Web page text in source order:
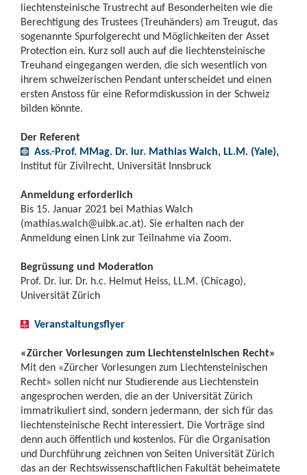
liechtensteinische Trustrecht auf Besonderheiten wie die
Berechtigung des Trustees (Treuhänders) am Treugut, das
sogenannte Spurfolgerecht und Möglichkeiten der Asset
Protection ein. Kurz soll auch auf die liechtensteinische
Treuhand eingegangen werden, die sich wesentlich von
ihrem schweizerischen Pendant unterscheidet und einen
ersten Anstoss für eine Reformdiskussion in der Schweiz
bilden könnte.
Der Referent
Ass.-Prof. MMag. Dr. iur. Mathias Walch, LL.M. (Yale),
Institut für Zivilrecht, Universität Innsbruck
Anmeldung erforderlich
Bis 15. Januar 2021 bei Mathias Walch
(mathias.walch@uibk.ac.at). Sie erhalten nach der
Anmeldung einen Link zur Teilnahme via Zoom.
Begrüssung und Moderation
Prof. Dr. iur. Dr. h.c. Helmut Heiss, LL.M. (Chicago),
Universität Zürich
Veranstaltungsflyer
«Zürcher Vorlesungen zum Liechtensteinischen Recht»
Mit den «Zürcher Vorlesungen zum Liechtensteinischen
Recht» sollen nicht nur Studierende aus Liechtenstein
angesprochen werden, die an der Universität Zürich
immatrikuliert sind, sondern jedermann, der sich für das
liechtensteinische Recht interessiert. Die Vorträge sind
denn auch öffentlich und kostenlos. Für die Organisation
und Durchführung zeichnen von Seiten Universität Zürich
das an der Rechtswissenschaftlichen Fakultät beheimatete